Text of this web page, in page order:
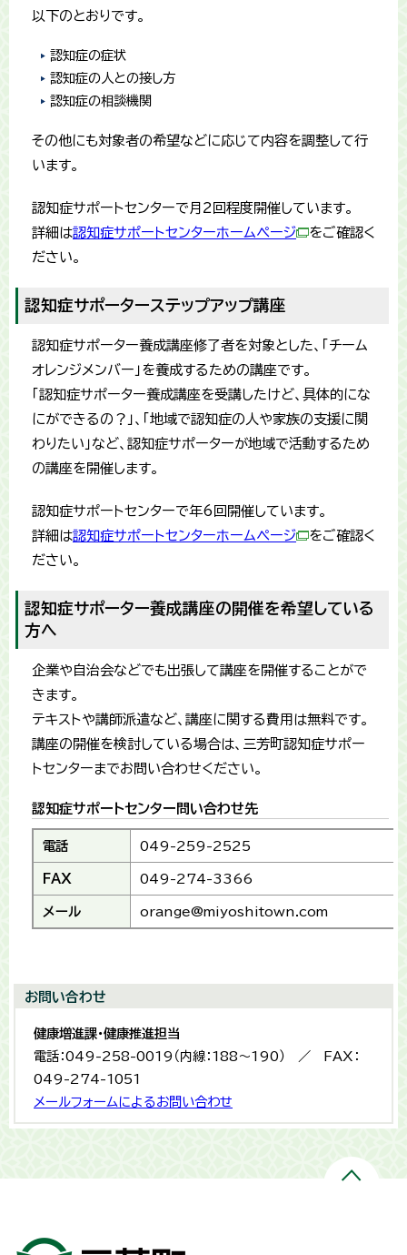
以下のとおりです。
認知症の症状
認知症の人との接し方
認知症の相談機関
その他にも対象者の希望などに応じて内容を調整して行
います。
認知症サポートセンターで月2回程度開催しています。
詳細は認知症サポートセンターホームページ
をご確認く
ださい。
認知症サポーターステップアップ講座
認知症サポーター養成講座修了者を対象とした、「チーム
オレンジメンバー」を養成するための講座です。
「認知症サポーター養成講座を受講したけど、具体的にな
にができるの？」、「地域で認知症の人や家族の支援に関
わりたい」など、認知症サポーターが地域で活動するため
の講座を開催します。
認知症サポートセンターで年6回開催しています。
詳細は認知症サポートセンターホームページ
をご確認く
ださい。
認知症サポーター養成講座の開催を希望している
方へ
企業や自治会などでも出張して講座を開催することがで
きます。
テキストや講師派遣など、講座に関する費用は無料です。
講座の開催を検討している場合は、三芳町認知症サポー
トセンターまでお問い合わせください。
認知症サポートセンター問い合わせ先
電話 049-259-2525
FAX 049-274-3366
メール orange@miyoshitown.com
お問い合わせ
健康増進課・健康推進担当
電話：049-258-0019（内線：188～190） ／ FAX：
049-274-1051
メールフォームによるお問い合わせ